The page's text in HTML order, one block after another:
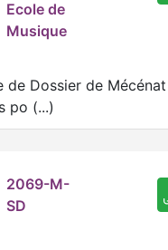
Ecole de
Musique
de Dossier de
po (...)
2069-M-
SD